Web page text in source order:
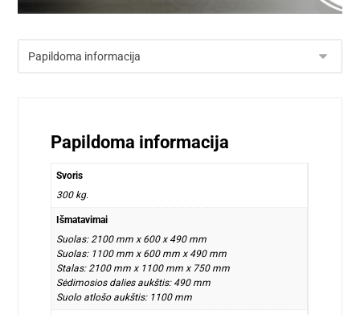
Papildoma informacija
Svoris
300 kg.
Išmatavimai
Suolas: 2100 mm x 600 x 490 mm
Suolas: 1100 mm x 600 mm x 490 mm
Stalas: 2100 mm x 1100 mm x 750 mm
Sėdimosios dalies aukštis: 490 mm
Suolo atlošo aukštis: 1100 mm